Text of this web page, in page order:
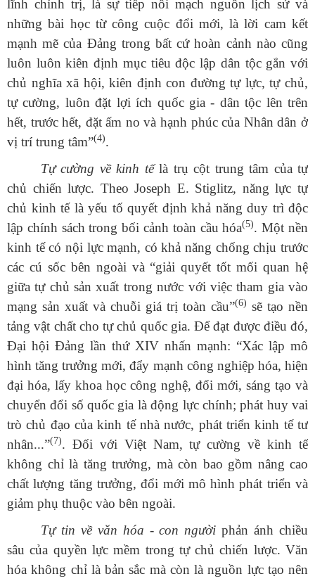
lĩnh chính trị, là sự tiếp nối mạch nguồn lịch sử và
những bài học từ công cuộc đổi mới, là lời cam kết
mạnh mẽ của Đảng trong bất cứ hoàn cảnh nào cũng
luôn luôn kiên định mục tiêu độc lập dân tộc gắn với
chủ nghĩa xã hội, kiên định con đường tự lực, tự chủ,
tự cường, luôn đặt lợi ích quốc gia - dân tộc lên trên
hết, trước hết, đặt ấm no và hạnh phúc của Nhân dân ở
vị trí trung tâm”(4).
Tự cường về kinh tếlà trụ cột trung tâm của tự
chủ chiến lược. Theo Joseph E. Stiglitz, năng lực tự
chủ kinh tế là yếu tố quyết định khả năng duy trì độc
lập chính sách trong bối cảnh toàn cầu hóa(5). Một nền
kinh tế có nội lực mạnh, có khả năng chống chịu trước
các cú sốc bên ngoài và “giải quyết tốt mối quan hệ
giữa tự chủ sản xuất trong nước với việc tham gia vào
mạng sản xuất và chuỗi giá trị toàn cầu”(6) sẽ tạo nền
tảng vật chất cho tự chủ quốc gia. Để đạt được điều đó,
Đại hội Đảng lần thứ XIV nhấn mạnh: “Xác lập mô
hình tăng trưởng mới, đẩy mạnh công nghiệp hóa, hiện
đại hóa, lấy khoa học công nghệ, đổi mới, sáng tạo và
chuyển đổi số quốc gia là động lực chính; phát huy vai
trò chủ đạo của kinh tế nhà nước, phát triển kinh tế tư
nhân...”(7). Đối với Việt Nam, tự cường về kinh tế
không chỉ là tăng trưởng, mà còn bao gồm nâng cao
chất lượng tăng trưởng, đổi mới mô hình phát triển và
giảm phụ thuộc vào bên ngoài.
Tự tin về văn hóa - con ngườiphản ánh chiều
sâu của quyền lực mềm trong tự chủ chiến lược. Văn
hóa không chỉ là bản sắc mà còn là nguồn lực tạo nên